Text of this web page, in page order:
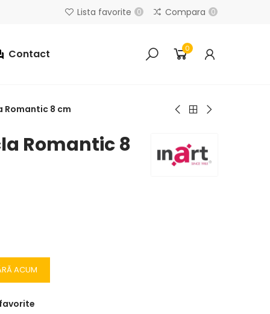
Lista favorite 0 Compara 0
Contact 0
Romantic 8 cm
Romantic 8
ACUM